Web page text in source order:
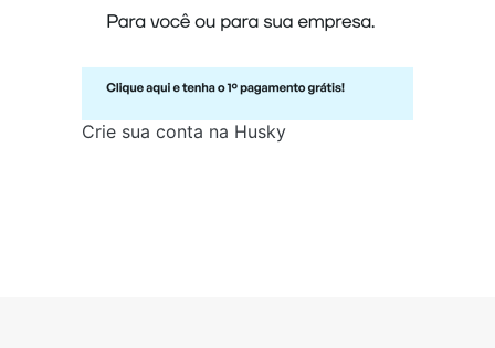
Crie sua conta na Husky